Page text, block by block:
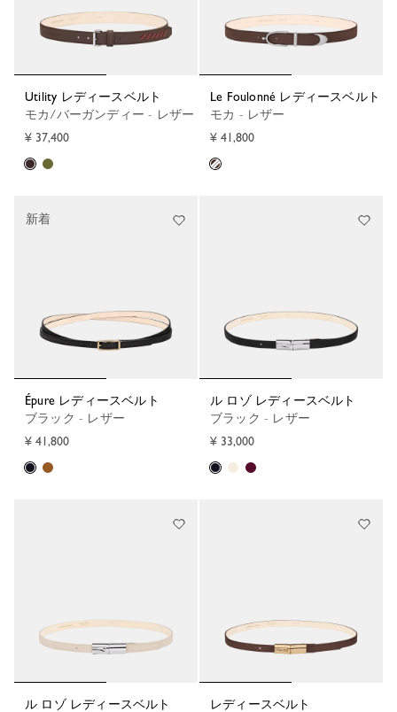
Utility レディースベルト
モカ/バーガンディー - レザー
¥ 37,400
Le Foulonné レディースベルト
モカ - レザー
¥ 41,800
Épure レディースベルト
ブラック - レザー
¥ 41,800
新着
ル ロゾ レディースベルト
ブラック - レザー
¥ 33,000
ル ロゾ レディースベルト
レディースベルト